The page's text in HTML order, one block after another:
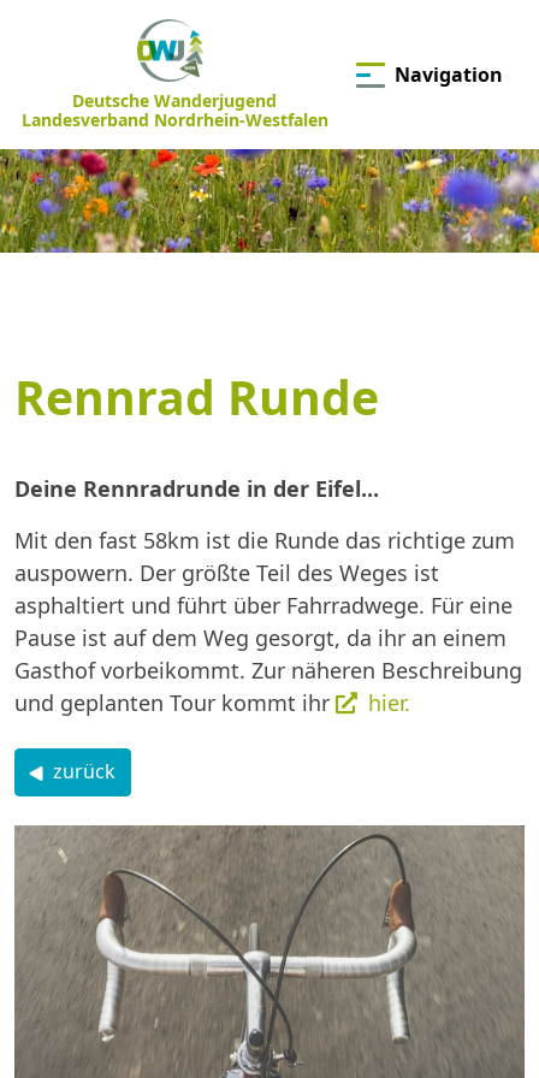
Deutsche Wanderjugend
Landesverband Nordrhein-Westfalen
Navigation
Rennrad Runde
Deine Rennradrunde in der Eifel...
Mit den fast 58km ist die Runde das richtige zum
auspowern. Der größte Teil des Weges ist
asphaltiert und führt über Fahrradwege. Für eine
Pause ist auf dem Weg gesorgt, da ihr an einem
Gasthof vorbeikommt. Zur näheren Beschreibung
und geplanten Tour kommt ihr
hier.
zurück